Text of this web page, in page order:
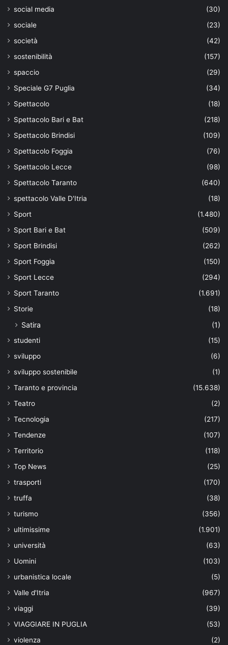
social media
(30)
sociale
(23)
società
(42)
sostenibilità
(157)
spaccio
(29)
Speciale G7 Puglia
(34)
Spettacolo
(18)
Spettacolo Bari e Bat
(218)
Spettacolo Brindisi
(109)
Spettacolo Foggia
(76)
Spettacolo Lecce
(98)
Spettacolo Taranto
(640)
spettacolo Valle D'Itria
(18)
Sport
(1.480)
Sport Bari e Bat
(509)
Sport Brindisi
(262)
Sport Foggia
(150)
Sport Lecce
(294)
Sport Taranto
(1.691)
Storie
(18)
Satira (1)
studenti
(15)
sviluppo
(6)
sviluppo sostenibile
(1)
Taranto e provincia
(15.638)
Teatro
(2)
Tecnologia
(217)
Tendenze
(107)
Territorio
(118)
Top News
(25)
trasporti
(170)
truffa
(38)
turismo
(356)
ultimissime
(1.901)
università
(63)
Uomini
(103)
urbanistica locale
(5)
Valle d'Itria
(967)
viaggi
(39)
VIAGGIARE IN PUGLIA
(53)
violenza
(2)